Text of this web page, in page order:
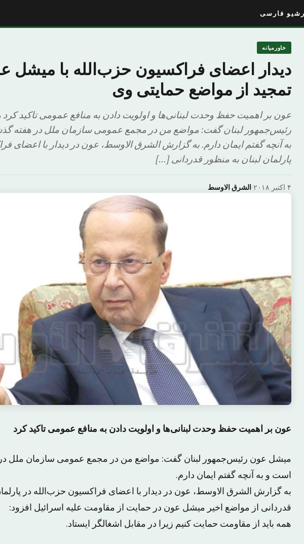
فارسی
خاورمیانه
دیدار اعضای فراکسیون حزب‌‌الله با میشل
تمجید از مواضع حمایتی وی
عون بر اهمیت حفظ وحدت لبنانی‌ها و اولویت دادن به منافع عمومی تاکید
رئیس‌جمهور لبنان گفت: مواضع من در مجمع عمومی سازمان ملل در هفته
به آنچه گفتم ایمان دارم. به گزارش الشرق الاوسط، عون در دیدار با اعضای
پارلمان لبنان به منظور قدردانی […]
الشرق الاوسط· ۴ اکتبر ۲۰۱۸
عون بر اهمیت حفظ وحدت لبنانی‌ها و اولویت دادن به منافع عمومی تاکید کرد
میشل عون رئیس‌جمهور لبنان گفت: مواضع من در مجمع عمومی سازمان ملل
است و به آنچه گفتم ایمان دارم.
به گزارش الشرق الاوسط، عون در دیدار با اعضای فراکسیون حزب‌‌الله در
قدردانی از مواضع اخیر میشل عون در حمایت از مقاومت علیه اسرائیل افزود:
همه باید از مقاومت حمایت کنیم زیرا در مقابل اشغالگر ایستاد.